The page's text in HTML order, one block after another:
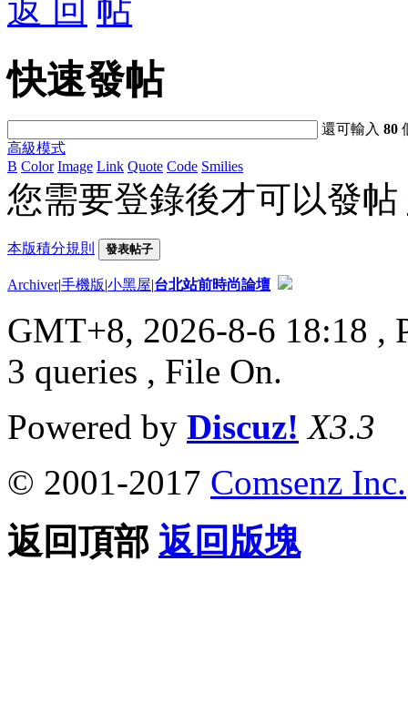
返 回
快速發帖
還可輸入80
高級模式
B Color Image Link Quote Code Smilies
您需要登錄後才可以發帖
本版積分規則 發表帖子
Archiver|手機版|小黑屋|台北站前時尚論壇
GMT+8, 2026-8-6 18:18 ,
3 queries , File On.
Powered by Discuz! X3.3
© 2001-2017 Comsenz Inc.
返回頂部 返回版塊